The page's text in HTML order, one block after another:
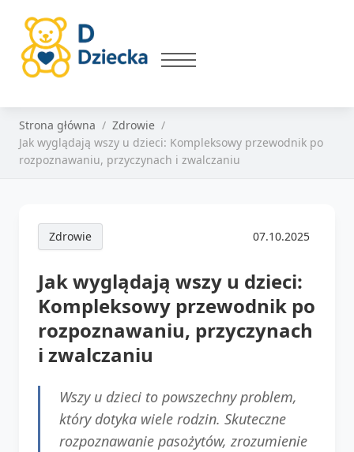
Strona główna
Zdrowie
Jak wyglądają wszy u dzieci: Kompleksowy przewodnik po
rozpoznawaniu, przyczynach i zwalczaniu
Zdrowie 07.10.2025
Jak wyglądają wszy u dzieci:
Kompleksowy przewodnik po
rozpoznawaniu, przyczynach
i zwalczaniu
Wszy u dzieci to powszechny problem,
który dotyka wiele rodzin. Skuteczne
rozpoznawanie pasożytów, zrozumienie